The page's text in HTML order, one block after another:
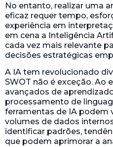
No entanto, realizar uma
eficaz requer tempo,
experiência em
em cena a Inteligência
cada vez mais relevante
decisões estratégicas
A IA tem revolucionado
SWOT não é exceção. Ao
avançados de
processamento de
ferramentas de IA podem
volumes de dados
identificar padrões,
que podem aprimorar a